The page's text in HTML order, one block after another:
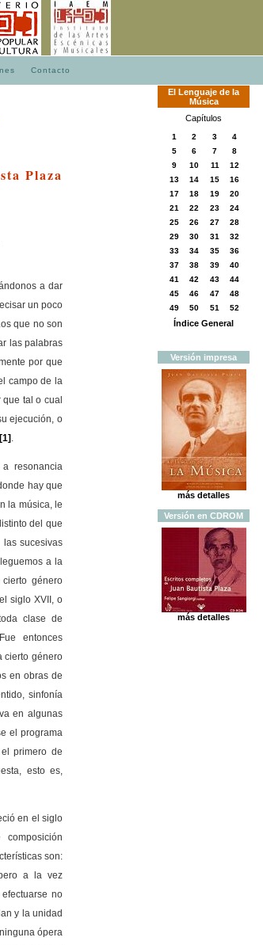
Contacto
Plaza
a dar
un poco
que no son
las palabras
por que
campo de la
tal o cual
ejecución, o
[1] .
resonancia
hay que
la música, le
del que
sucesivas
a la
género
siglo XVII, o
clase de
entonces
cierto género
en obras de
sinfonía
en algunas
el programa
primero de
esto es,
en el siglo
son:
a la vez
no
y la unidad
ópera
El Lenguaje de la
Música
Capítulos
1 2 3
4
5
6 7
8
9
10 11
12
13
14 15
16
17
18 19
20
21
22 23
24
25
26 27
28
29
30 31
32
33
34 35
36
37
38 39
40
41
42 43
44
45
46 47
48
49
50 51 52
Índice General
Versión impresa
más detalles
Versión en CDROM
más detalles